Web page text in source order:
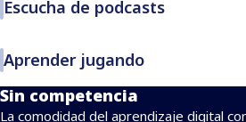
Escucha de podcasts
Aprender jugando
Sin competencia
La comodidad del aprendizaje digital